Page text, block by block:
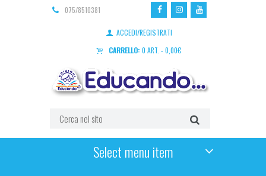
075/8510381
ACCEDI/REGISTRATI
CARRELLO: 0 ART. - 0,00€
Select menu item